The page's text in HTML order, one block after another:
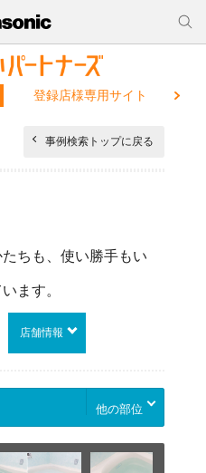
登録店様専用サイト
事例検索トップに戻る
ちも、使い勝手もい
ます。
店舗情報
他の部位